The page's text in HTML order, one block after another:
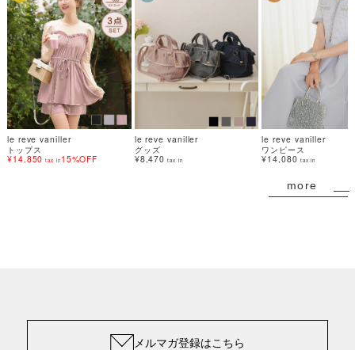
le reve vaniller
トップス
¥14,850 tax in 15%OFF
le reve vaniller
グッズ
¥8,470 tax in
le reve vaniller
ワンピース
¥14,080 tax in
more
メルマガ登録はこちら